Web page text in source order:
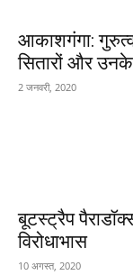
आकाशगंगा:
सितारों और
2 जनवरी, 2020
बूटस्ट्रैप
विरोधाभास
10 अगस्त, 2020